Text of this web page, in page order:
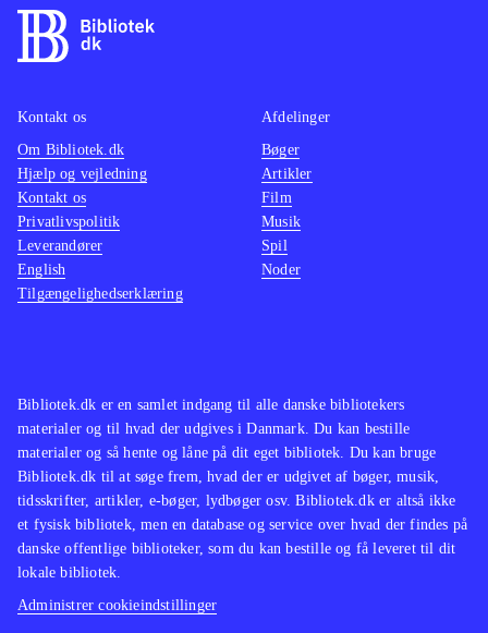
Bibliotek.dk er en samlet indgang til alle danske bibliotekers
materialer og til hvad der udgives i Danmark. Du kan bestille
materialer og så hente og låne på dit eget bibliotek. Du kan bruge
Bibliotek.dk til at søge frem, hvad der er udgivet af bøger, musik,
tidsskrifter, artikler, e-bøger, lydbøger osv. Bibliotek.dk er altså ikke
et fysisk bibliotek, men en database og service over hvad der findes på
danske offentlige biblioteker, som du kan bestille og få leveret til dit
lokale bibliotek.
Administrer cookieindstillinger
Kontakt os
Om Bibliotek.dk
Hjælp og vejledning
Kontakt os
Privatlivspolitik
Leverandører
English
Tilgængelighedserklæring
Afdelinger
Bøger
Artikler
Film
Musik
Spil
Noder